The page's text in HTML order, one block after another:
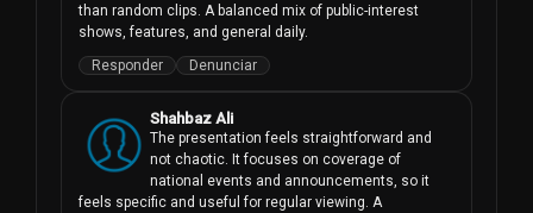
than random clips. A balanced mix of public-interest
shows, features, and general daily.
Responder
Denunciar
Shahbaz Ali
The presentation feels straightforward and
not chaotic. It focuses on coverage of
national events and announcements, so it
feels specific and useful for regular viewing. A